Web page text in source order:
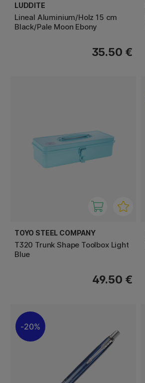
LUDDITE
Lineal Aluminium/Holz 15 cm
Black/Pale Moon Ebony
35.50 €
TOYO STEEL COMPANY
T320 Trunk Shape Toolbox Light
Blue
49.50 €
20%